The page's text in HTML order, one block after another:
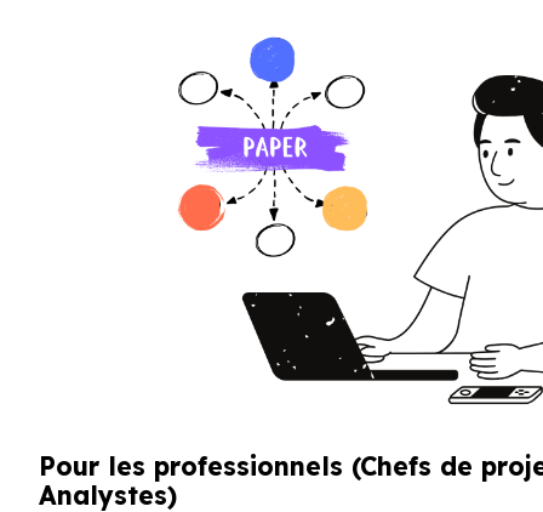
Pour les professionnels (Chefs de
Analystes)